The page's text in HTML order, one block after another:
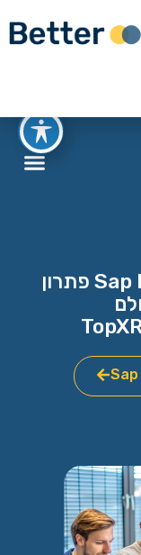
להתקדם לSap Business One פתרון